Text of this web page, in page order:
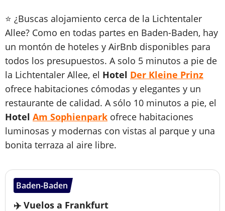
⭐ ¿Buscas alojamiento cerca de la Lichtentaler
Allee? Como en todas partes en Baden-Baden, hay
un montón de hoteles y AirBnb disponibles para
todos los presupuestos. A solo 5 minutos a pie de
la Lichtentaler Allee, el Hotel Der Kleine Prinz
ofrece habitaciones cómodas y elegantes y un
restaurante de calidad. A sólo 10 minutos a pie, el
Hotel Am Sophienpark ofrece habitaciones
luminosas y modernas con vistas al parque y una
bonita terraza al aire libre.
Baden-Baden
✈️ Vuelos a Frankfurt